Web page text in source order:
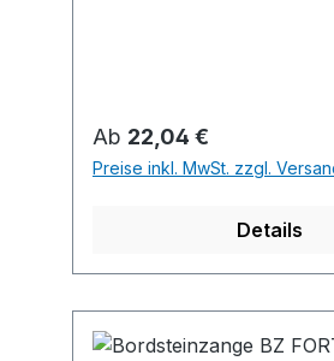
Regulärer Preis:
Ab 22,04 €
Preise inkl. MwSt. zzgl.
Details